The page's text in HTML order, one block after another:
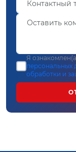
Я
персональных
обработки и